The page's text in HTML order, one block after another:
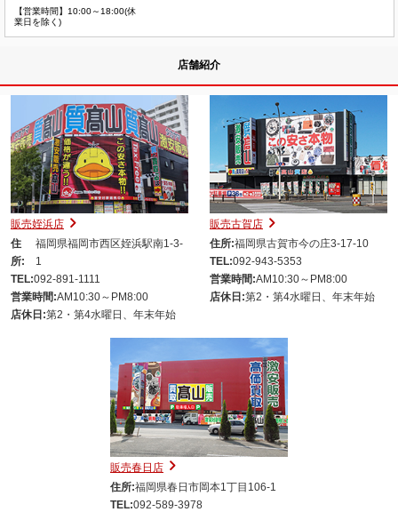
【営業時間】10:00～18:00(休
業日を除く)
店舗紹介
販売姪浜店
住
所:
福岡県福岡市西区姪浜駅南1-3-
1
TEL:092-891-1111
営業時間:AM10:30～PM8:00
店休日:第2・第4水曜日、年末年始
販売古賀店
住所:福岡県古賀市今の庄3-17-10
TEL:092-943-5353
営業時間:AM10:30～PM8:00
店休日:第2・第4水曜日、年末年始
販売春日店
住所:福岡県春日市岡本1丁目106-1
TEL:092-589-3978